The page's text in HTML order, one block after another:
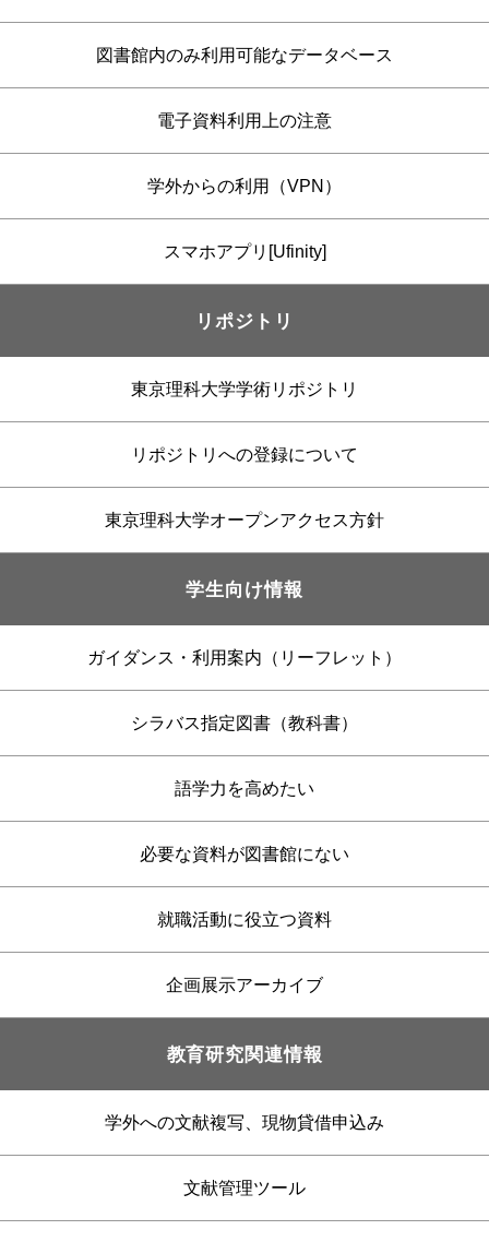
図書館内のみ利用可能なデータベース
電子資料利用上の注意
学外からの利用（VPN）
スマホアプリ[Ufinity]
リポジトリ
東京理科大学学術リポジトリ
リポジトリへの登録について
東京理科大学オープンアクセス方針
学生向け情報
ガイダンス・利用案内（リーフレット）
シラバス指定図書（教科書）
語学力を高めたい
必要な資料が図書館にない
就職活動に役立つ資料
企画展示アーカイブ
教育研究関連情報
学外への文献複写、現物貸借申込み
文献管理ツール